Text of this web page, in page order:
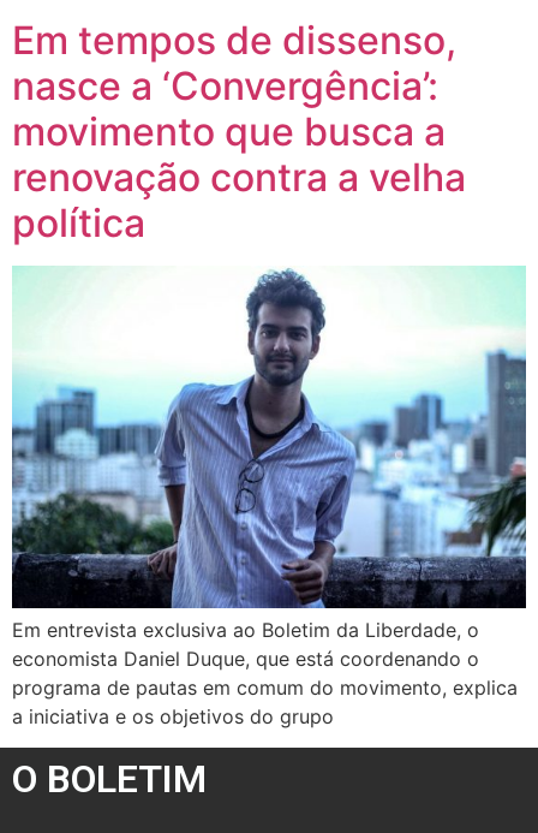
Em tempos de dissenso,
nasce a ‘Convergência’:
movimento que busca a
renovação contra a velha
política
Em entrevista exclusiva ao Boletim da Liberdade, o
economista Daniel Duque, que está coordenando o
programa de pautas em comum do movimento, explica
a iniciativa e os objetivos do grupo
O BOLETIM